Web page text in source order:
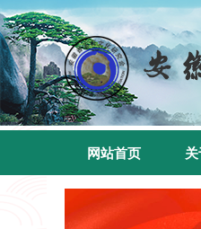
网站首页 关